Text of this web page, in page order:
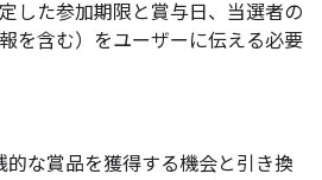
した参加期限と賞与日、当選者の
を含む）をユーザーに伝える必要
的な賞品を獲得する機会と引き換